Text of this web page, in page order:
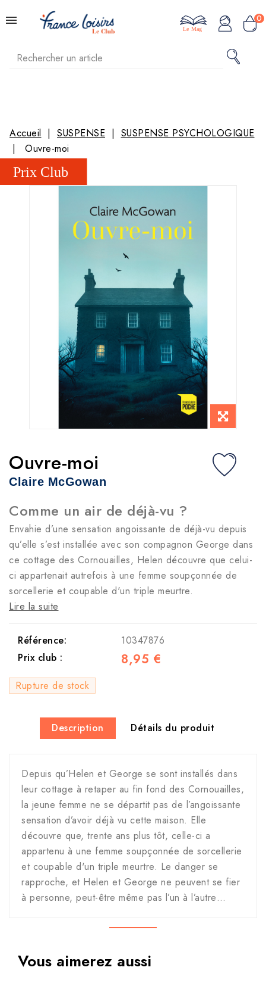
0
Le Mag
Accueil SUSPENSE
SUSPENSE PSYCHOLOGIQUE
Ouvre-moi
Ouvre-moi
Claire McGowan
Comme un air de déjà-vu ?
Envahie d’une sensation angoissante de déjà-vu depuis
qu’elle s’est installée avec son compagnon George dans
ce cottage des Cornouailles, Helen découvre que celui-
ci appartenait autrefois à une femme soupçonnée de
sorcellerie et coupable d'un triple meurtre.
Lire la suite
Référence:
10347876
Prix club :
8,95 €
Rupture de stock
Description Détails du produit
Depuis qu’Helen et George se sont installés dans
leur cottage à retaper au fin fond des Cornouailles,
la jeune femme ne se départit pas de l’angoissante
sensation d’avoir déjà vu cette maison. Elle
découvre que, trente ans plus tôt, celle-ci a
appartenu à une femme soupçonnée de sorcellerie
et coupable d'un triple meurtre. Le danger se
rapproche, et Helen et George ne peuvent se fier
à personne, peut-être même pas l’un à l’autre…
Vous aimerez aussi